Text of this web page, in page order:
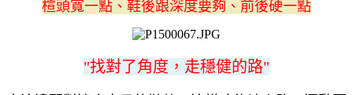
楦頭寬一點、鞋後跟深度要夠、前後硬一點
"找對了角度，走穩健的路"